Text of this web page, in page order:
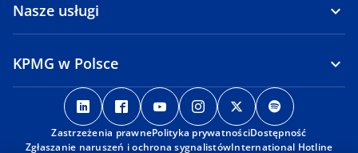
Nasze usługi
KPMG w Polsce
o
p
e
o
p
e
o
p
e
o
p
e
o
p
e
p
e
Zastrzeżenia prawnePolityka prywatnościDostępność
Zgłaszanie naruszeń i ochrona sygnalistówInternational Hotline